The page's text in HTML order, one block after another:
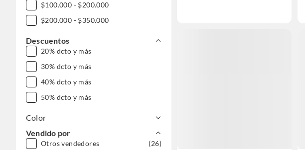
$100.000 - $200.000
$200.000 - $350.000
Descuentos
20% dcto y más
30% dcto y más
40% dcto y más
50% dcto y más
Color
Vendido por
Otros vendedores
(26)